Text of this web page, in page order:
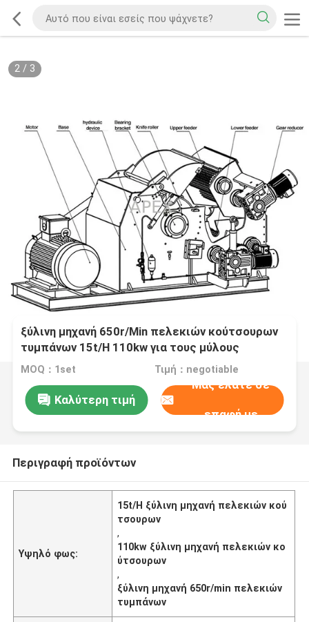
2/ 3
ξύλινη μηχανή 650r/Min πελεκιών κούτσουρων
τυμπάνων 15t/H 110kw για τους μύλους
εγγράφου
MOQ：1set Τιμή：negotiable
Καλύτερη τιμή
Μας ελάτε σε
επαφή με
Περιγραφή προϊόντων
Υψηλό φως:
15t/H ξύλινη μηχανή πελεκιών κού
τσουρων
,
110kw ξύλινη μηχανή πελεκιών κο
ύτσουρων
,
ξύλινη μηχανή 650r/min πελεκιών
τυμπάνων